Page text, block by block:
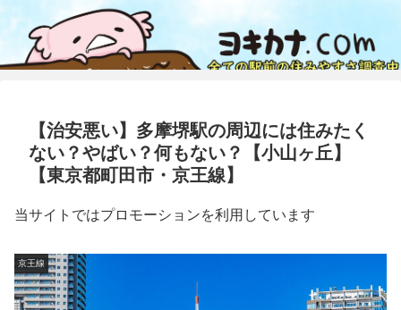
【治安悪い】多摩堺駅の周辺には住みたく
ない？やばい？何もない？【小山ヶ丘】
【東京都町田市・京王線】
当サイトではプロモーションを利用しています
京王線